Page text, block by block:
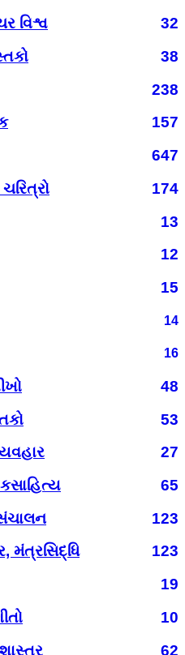
વિશ્વ
32
38
238
157
647
174
13
12
15
14
16
48
53
27
65
123
મંત્રસિદ્ધિ
123
19
10
62